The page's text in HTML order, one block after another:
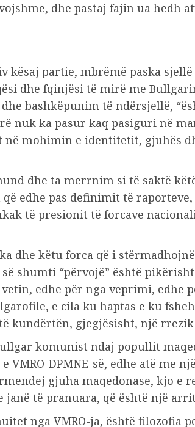
dhe pastaj fajin ua hedh
kësaj partie, mbrëmë paska
dhe fqinjësi të mirë me
bashkëpunim të ndërsjellë,
nuk ka pasur kaq pasiguri në
në mohimin e identitetit, gjuhës
dhe ta merrnim si të saktë
edhe pas definimit të
të presionit të forcave
dhe këtu forca që i
shumti “përvojë” është pikërisht
edhe për nga veprimi, edhe
e cila ku haptas e ku
kundërtën, gjegjësisht, një
komunist ndaj popullit
DPMNE-së, edhe atë me
gjuha maqedonase, kjo e
janë të pranuara, që është një
nga VMRO-ja, është filozofia